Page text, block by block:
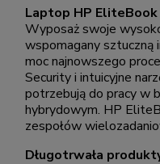
Laptop HP
Wyposaż swoje
wspomagany sztuczną
moc najnowszego
Security i intuicyjne
potrzebują do pracy w
hybrydowym. HP
zespołów
Długotrwała